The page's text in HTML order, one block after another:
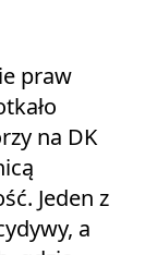
praw
na DK
Jeden z
a